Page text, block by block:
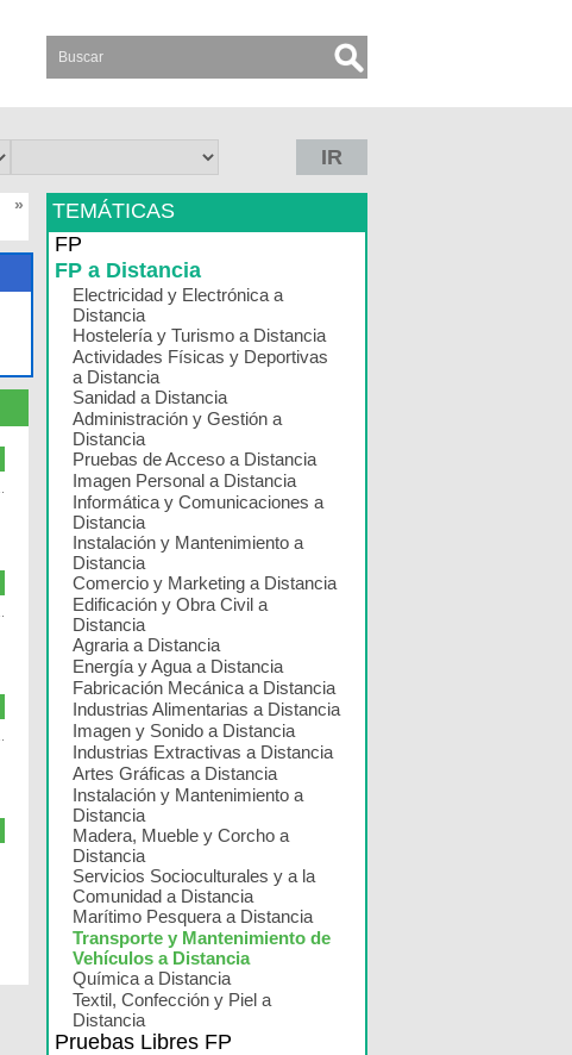
IR
»
TEMÁTICAS
FP
FP a Distancia
Electricidad y Electrónica a
Distancia
Hostelería y Turismo a Distancia
Actividades Físicas y Deportivas
a Distancia
Sanidad a Distancia
Administración y Gestión a
Distancia
Pruebas de Acceso a Distancia
Imagen Personal a Distancia
Informática y Comunicaciones a
Distancia
Instalación y Mantenimiento a
Distancia
Comercio y Marketing a Distancia
Edificación y Obra Civil a
Distancia
Agraria a Distancia
Energía y Agua a Distancia
Fabricación Mecánica a Distancia
Industrias Alimentarias a Distancia
Imagen y Sonido a Distancia
Industrias Extractivas a Distancia
Artes Gráficas a Distancia
Instalación y Mantenimiento a
Distancia
Madera, Mueble y Corcho a
Distancia
Servicios Socioculturales y a la
Comunidad a Distancia
Marítimo Pesquera a Distancia
Transporte y Mantenimiento de
Vehículos a Distancia
Química a Distancia
Textil, Confección y Piel a
Distancia
Pruebas Libres FP